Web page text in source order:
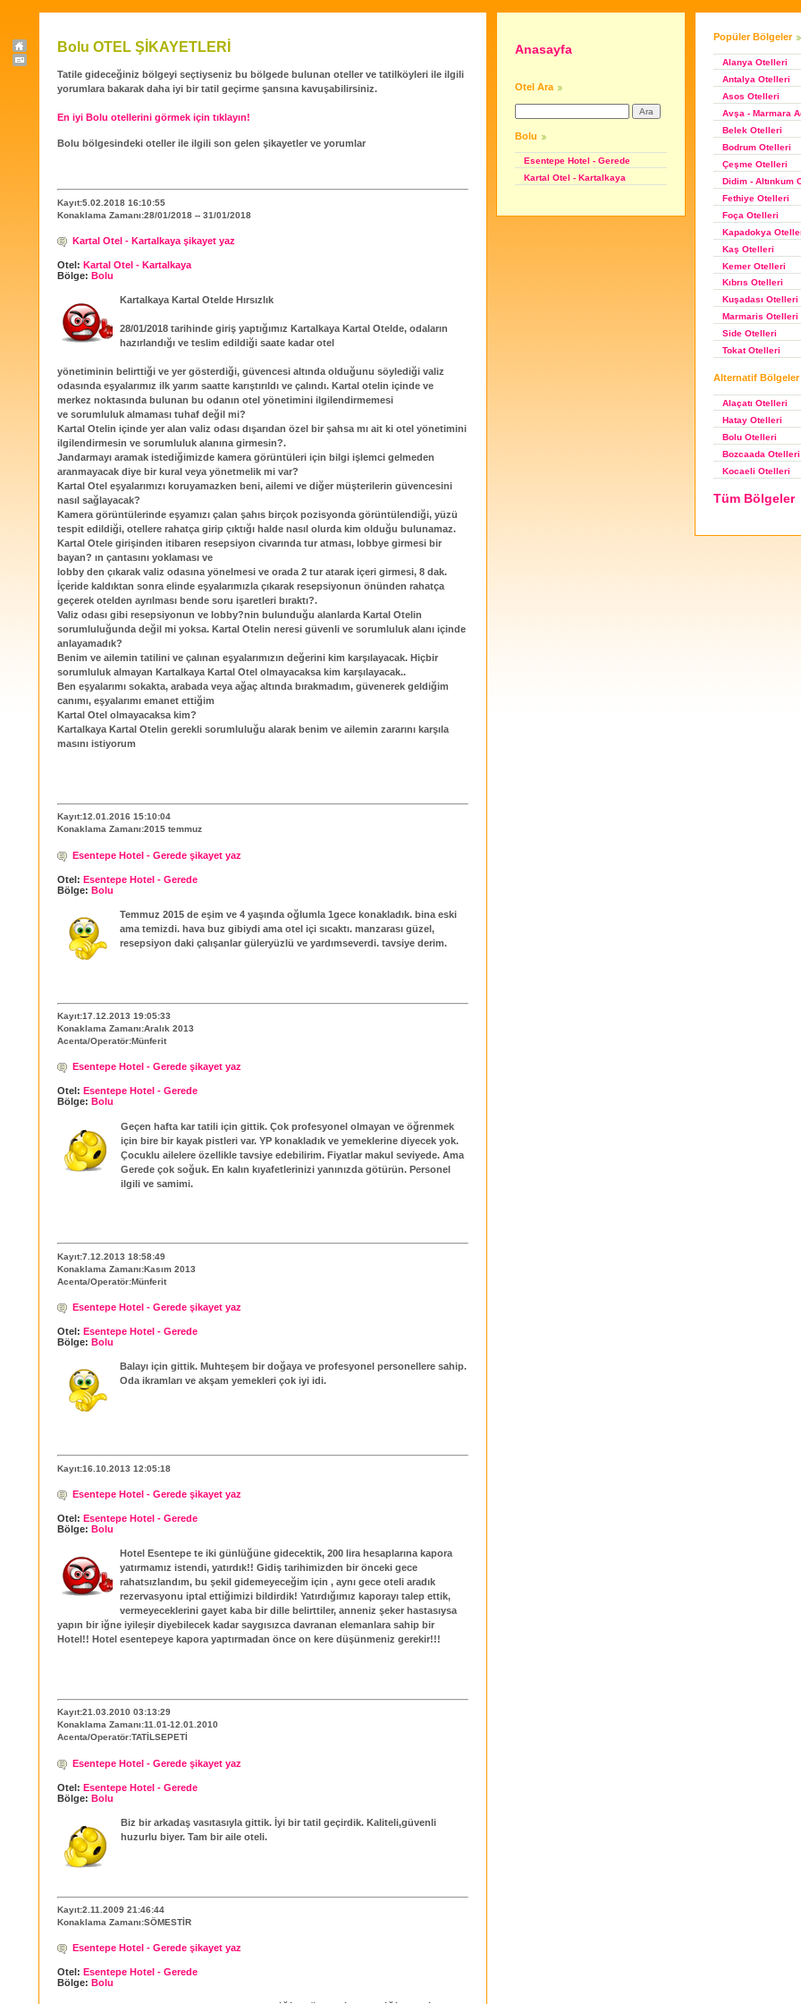
Bolu OTEL ŞİKAYETLERİ
Tatile gideceğiniz bölgeyi seçtiyseniz bu bölgede bulunan oteller ve tatilköyleri ile ilgili
yorumlara bakarak daha iyi bir tatil geçirme şansına kavuşabilirsiniz.
En iyi Bolu otellerini görmek için tıklayın!
Bolu bölgesindeki oteller ile ilgili son gelen şikayetler ve yorumlar
Kayıt:5.02.2018 16:10:55
Konaklama Zamanı:28/01/2018 -- 31/01/2018
Kartal Otel - Kartalkaya şikayet yaz
Otel: Kartal Otel - Kartalkaya
Bölge: Bolu
Kartalkaya Kartal Otelde Hırsızlık
28/01/2018 tarihinde giriş yaptığımız Kartalkaya Kartal Otelde, odaların
hazırlandığı ve teslim edildiği saate kadar otel
yönetiminin belirttiği ve yer gösterdiği, güvencesi altında olduğunu söylediği valiz
odasında eşyalarımız ilk yarım saatte karıştırıldı ve çalındı. Kartal otelin içinde ve
merkez noktasında bulunan bu odanın otel yönetimini ilgilendirmemesi
ve sorumluluk almaması tuhaf değil mi?
Kartal Otelin içinde yer alan valiz odası dışarıdan özel bir şahsa mı ait ki otel yönetimini
ilgilendirmesin ve sorumluluk alanına girmesin?.
Jandarmayı aramak istediğimizde kamera görüntüleri için bilgi işlemci gelmeden
aranmayacak diye bir kural veya yönetmelik mi var?
Kartal Otel eşyalarımızı koruyamazken beni, ailemi ve diğer müşterilerin güvencesini
nasıl sağlayacak?
Kamera görüntülerinde eşyamızı çalan şahıs birçok pozisyonda görüntülendiği, yüzü
tespit edildiği, otellere rahatça girip çıktığı halde nasıl olurda kim olduğu bulunamaz.
Kartal Otele girişinden itibaren resepsiyon civarında tur atması, lobbye girmesi bir
bayan? ın çantasını yoklaması ve
lobby den çıkarak valiz odasına yönelmesi ve orada 2 tur atarak içeri girmesi, 8 dak.
İçeride kaldıktan sonra elinde eşyalarımızla çıkarak resepsiyonun önünden rahatça
geçerek otelden ayrılması bende soru işaretleri bıraktı?.
Valiz odası gibi resepsiyonun ve lobby?nin bulunduğu alanlarda Kartal Otelin
sorumluluğunda değil mi yoksa. Kartal Otelin neresi güvenli ve sorumluluk alanı içinde
anlayamadık?
Benim ve ailemin tatilini ve çalınan eşyalarımızın değerini kim karşılayacak. Hiçbir
sorumluluk almayan Kartalkaya Kartal Otel olmayacaksa kim karşılayacak..
Ben eşyalarımı sokakta, arabada veya ağaç altında bırakmadım, güvenerek geldiğim
canımı, eşyalarımı emanet ettiğim
Kartal Otel olmayacaksa kim?
Kartalkaya Kartal Otelin gerekli sorumluluğu alarak benim ve ailemin zararını karşıla
masını istiyorum
Kayıt:12.01.2016 15:10:04
Konaklama Zamanı:2015 temmuz
Esentepe Hotel - Gerede şikayet yaz
Otel: Esentepe Hotel - Gerede
Bölge: Bolu
Temmuz 2015 de eşim ve 4 yaşında oğlumla 1gece konakladık. bina eski
ama temizdi. hava buz gibiydi ama otel içi sıcaktı. manzarası güzel,
resepsiyon daki çalışanlar güleryüzlü ve yardımseverdi. tavsiye derim.
Kayıt:17.12.2013 19:05:33
Konaklama Zamanı:Aralık 2013
Acenta/Operatör:Münferit
Esentepe Hotel - Gerede şikayet yaz
Otel: Esentepe Hotel - Gerede
Bölge: Bolu
Geçen hafta kar tatili için gittik. Çok profesyonel olmayan ve öğrenmek
için bire bir kayak pistleri var. YP konakladık ve yemeklerine diyecek yok.
Çocuklu ailelere özellikle tavsiye edebilirim. Fiyatlar makul seviyede. Ama
Gerede çok soğuk. En kalın kıyafetlerinizi yanınızda götürün. Personel
ilgili ve samimi.
Kayıt:7.12.2013 18:58:49
Konaklama Zamanı:Kasım 2013
Acenta/Operatör:Münferit
Esentepe Hotel - Gerede şikayet yaz
Otel: Esentepe Hotel - Gerede
Bölge: Bolu
Balayı için gittik. Muhteşem bir doğaya ve profesyonel personellere sahip.
Oda ikramları ve akşam yemekleri çok iyi idi.
Kayıt:16.10.2013 12:05:18
Esentepe Hotel - Gerede şikayet yaz
Otel: Esentepe Hotel - Gerede
Bölge: Bolu
Hotel Esentepe te iki günlüğüne gidecektik, 200 lira hesaplarına kapora
yatırmamız istendi, yatırdık!! Gidiş tarihimizden bir önceki gece
rahatsızlandım, bu şekil gidemeyeceğim için , aynı gece oteli aradık
rezervasyonu iptal ettiğimizi bildirdik! Yatırdığımız kaporayı talep ettik,
vermeyeceklerini gayet kaba bir dille belirttiler, anneniz şeker hastasıysa
yapın bir iğne iyileşir diyebilecek kadar saygısızca davranan elemanlara sahip bir
Hotel!! Hotel esentepeye kapora yaptırmadan önce on kere düşünmeniz gerekir!!!
Kayıt:21.03.2010 03:13:29
Konaklama Zamanı:11.01-12.01.2010
Acenta/Operatör:TATİLSEPETİ
Esentepe Hotel - Gerede şikayet yaz
Otel: Esentepe Hotel - Gerede
Bölge: Bolu
Biz bir arkadaş vasıtasıyla gittik. İyi bir tatil geçirdik. Kaliteli,güvenli
huzurlu biyer. Tam bir aile oteli.
Kayıt:2.11.2009 21:46:44
Konaklama Zamanı:SÖMESTİR
Esentepe Hotel - Gerede şikayet yaz
Otel: Esentepe Hotel - Gerede
Bölge: Bolu
Anasayfa
Otel Ara
Bolu
Esentepe Hotel - Gerede
Kartal Otel - Kartalkaya
Popüler Bölgeler
Alanya Otelleri
Antalya Otelleri
Asos Otelleri
Avşa - Marmara
Belek Otelleri
Bodrum Otelleri
Çeşme Otelleri
Didim - Altınkum
Fethiye Otelleri
Foça Otelleri
Kapadokya
Kaş Otelleri
Kemer Otelleri
Kıbrıs Otelleri
Kuşadası Otelleri
Marmaris Otelleri
Side Otelleri
Tokat Otelleri
Alternatif Bölgeler
Alaçatı Otelleri
Hatay Otelleri
Bolu Otelleri
Bozcaada Otelleri
Kocaeli Otelleri
Tüm Bölgeler